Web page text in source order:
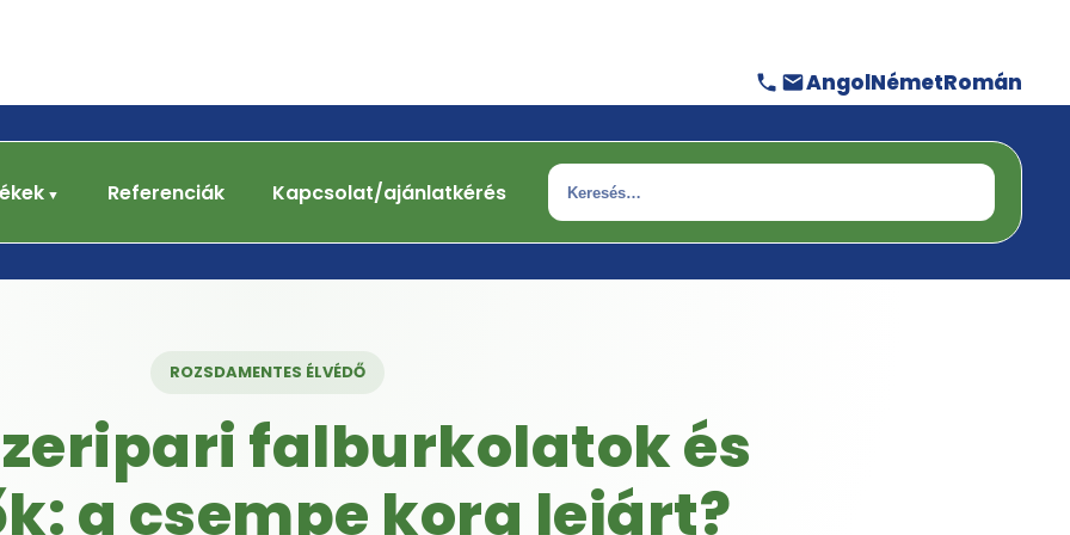
AngolNémetRomán
Referenciák Kapcsolat/ajánlatkérés Keresés
ROZSDAMENTES ÉLVÉDŐ
falburkolatok és
a csempe kora lejárt?